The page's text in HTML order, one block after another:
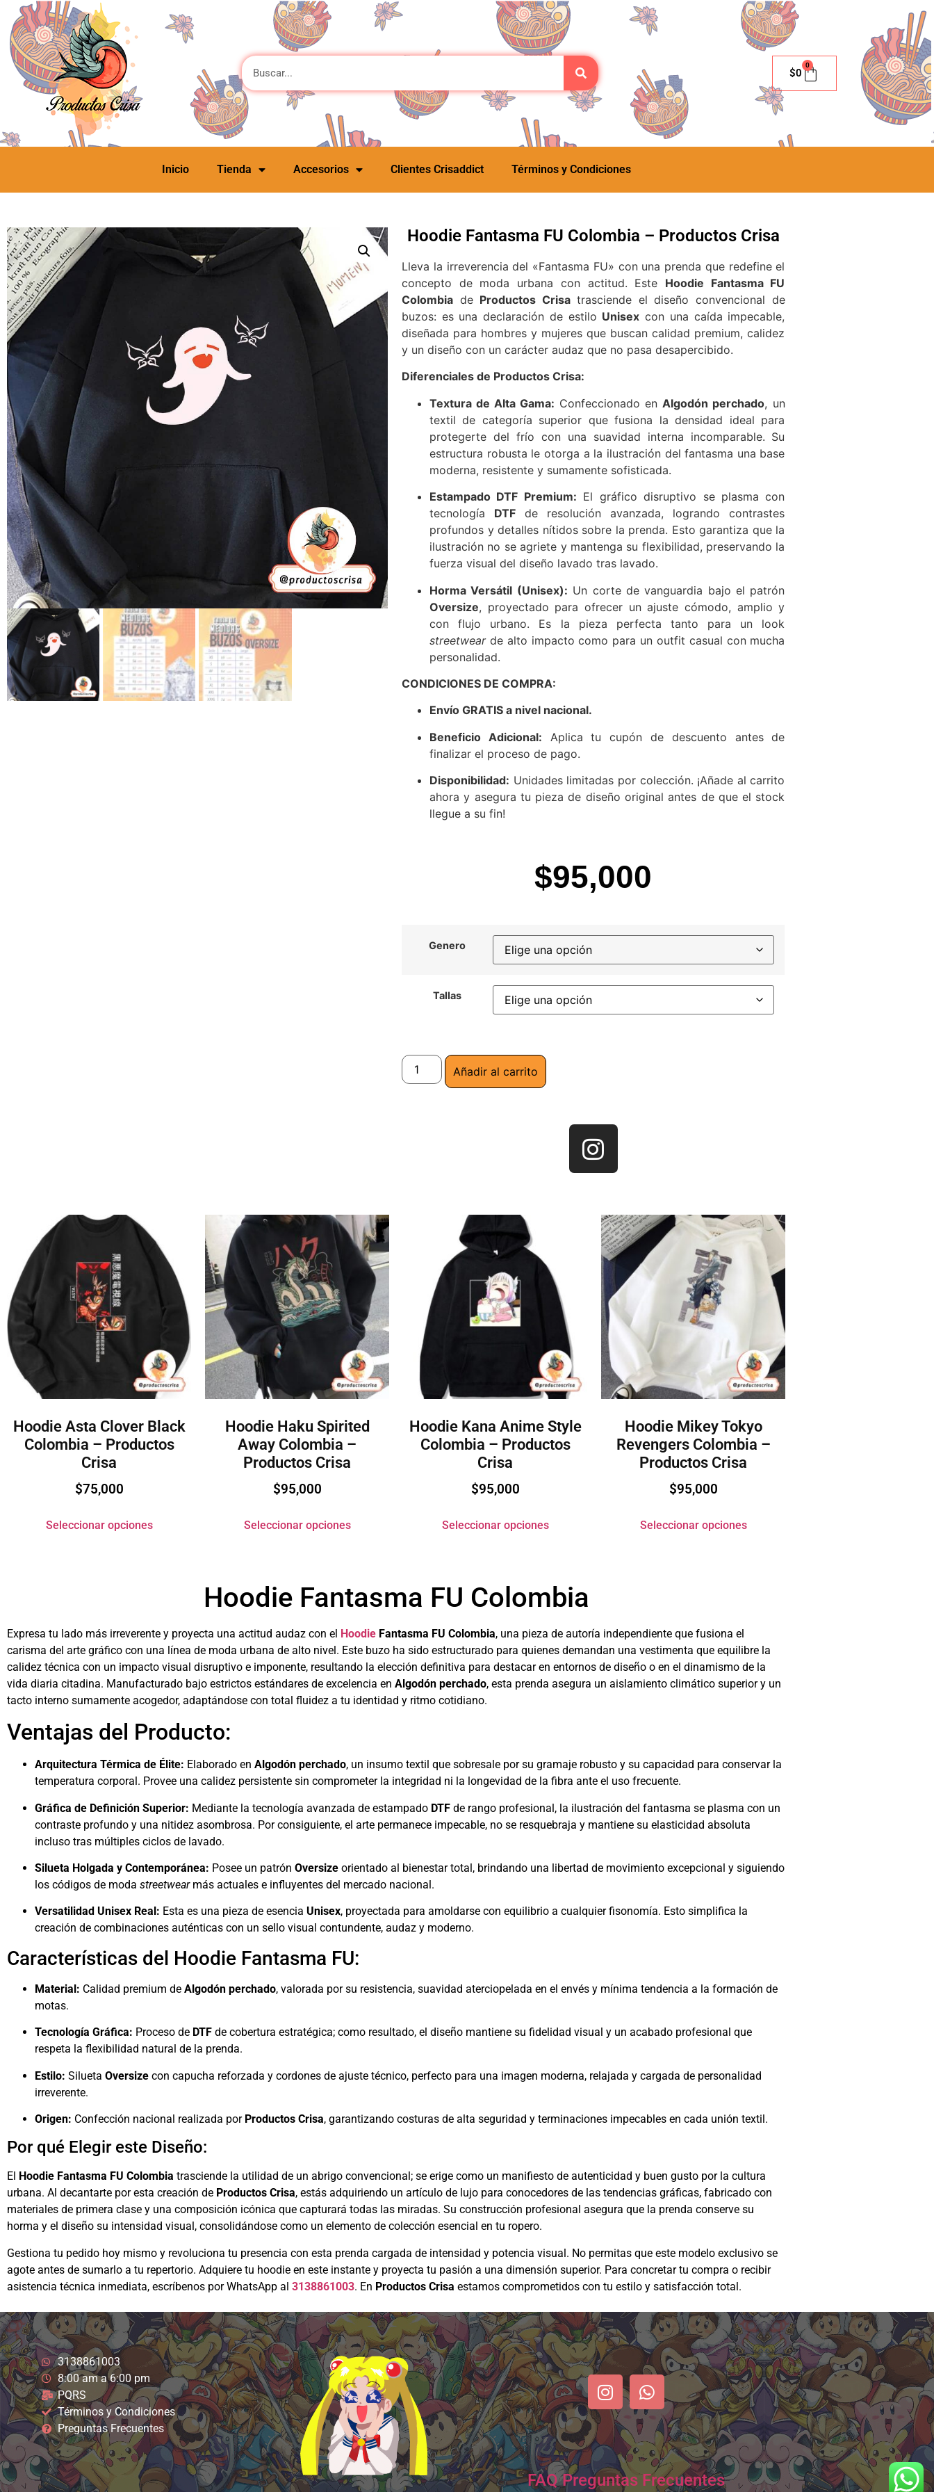
$0
0
Inicio Tienda Accesorios Clientes Crisaddict Términos y Condiciones
Hoodie Fantasma FU Colombia – Productos Crisa
Lleva la irreverencia del «Fantasma FU» con una prenda que redefine el
concepto de moda urbana con actitud. Este Hoodie Fantasma FU
Colombiade Productos Crisatrasciende el diseño convencional de
buzos: es una declaración de estilo Unisex con una caída impecable,
diseñada para hombres y mujeres que buscan calidad premium, calidez
y un diseño con un carácter audaz que no pasa desapercibido.
Diferenciales de Productos Crisa:
Textura de Alta Gama: Confeccionado enAlgodón perchado, un
textil de categoría superior que fusiona la densidad ideal para
protegerte del frío con una suavidad interna incomparable. Su
estructura robusta le otorga a la ilustración del fantasma una base
moderna, resistente y sumamente sofisticada.
Estampado DTF Premium: El gráfico disruptivo se plasma con
tecnología DTF de resolución avanzada, logrando contrastes
profundos y detalles nítidos sobre la prenda. Esto garantiza que la
ilustración no se agriete y mantenga su flexibilidad, preservando la
fuerza visual del diseño lavado tras lavado.
Horma Versátil (Unisex): Un corte de vanguardia bajo el patrón
Oversize, proyectado para ofrecer un ajuste cómodo, amplio y
con flujo urbano. Es la pieza perfecta tanto para un look
streetwearde alto impacto como para un outfit casual con mucha
personalidad.
CONDICIONES DE COMPRA:
Envío GRATIS a nivel nacional.
Beneficio Adicional: Aplica tu cupón de descuento antes de
finalizar el proceso de pago.
Disponibilidad: Unidades limitadas por colección. ¡Añade al carrito
ahora y asegura tu pieza de diseño original antes de que el stock
llegue a su fin!
$95,000
Genero
Tallas
Añadir al carrito
Hoodie Asta Clover Black
Colombia – Productos
Crisa
$75,000
Seleccionar opciones
Hoodie Haku Spirited
Away Colombia –
Productos Crisa
$95,000
Seleccionar opciones
Hoodie Kana Anime Style
Colombia – Productos
Crisa
$95,000
Seleccionar opciones
Hoodie Mikey Tokyo
Revengers Colombia –
Productos Crisa
$95,000
Seleccionar opciones
Hoodie Fantasma FU Colombia
Expresa tu lado más irreverente y proyecta una actitud audaz con el Hoodie Fantasma FU Colombia, una pieza de autoría independiente que fusiona el
carisma del arte gráfico con una línea de moda urbana de alto nivel. Este buzo ha sido estructurado para quienes demandan una vestimenta que equilibre la
calidez técnica con un impacto visual disruptivo e imponente, resultando la elección definitiva para destacar en entornos de diseño o en el dinamismo de la
vida diaria citadina. Manufacturado bajo estrictos estándares de excelencia en Algodón perchado, esta prenda asegura un aislamiento climático superior y un
tacto interno sumamente acogedor, adaptándose con total fluidez a tu identidad y ritmo cotidiano.
Ventajas del Producto:
Arquitectura Térmica de Élite: Elaborado en Algodón perchado, un insumo textil que sobresale por su gramaje robusto y su capacidad para conservar la
temperatura corporal. Provee una calidez persistente sin comprometer la integridad ni la longevidad de la fibra ante el uso frecuente.
Gráfica de Definición Superior: Mediante la tecnología avanzada de estampado DTF de rango profesional, la ilustración del fantasma se plasma con un
contraste profundo y una nitidez asombrosa. Por consiguiente, el arte permanece impecable, no se resquebraja y mantiene su elasticidad absoluta
incluso tras múltiples ciclos de lavado.
Silueta Holgada y Contemporánea: Posee un patrón Oversize orientado al bienestar total, brindando una libertad de movimiento excepcional y siguiendo
los códigos de moda streetwearmás actuales e influyentes del mercado nacional.
Versatilidad Unisex Real: Esta es una pieza de esencia Unisex, proyectada para amoldarse con equilibrio a cualquier fisonomía. Esto simplifica la
creación de combinaciones auténticas con un sello visual contundente, audaz y moderno.
Características del Hoodie Fantasma FU:
Material: Calidad premium de Algodón perchado, valorada por su resistencia, suavidad aterciopelada en el envés y mínima tendencia a la formación de
motas.
Tecnología Gráfica: Proceso de DTF de cobertura estratégica; como resultado, el diseño mantiene su fidelidad visual y un acabado profesional que
respeta la flexibilidad natural de la prenda.
Estilo: Silueta Oversize con capucha reforzada y cordones de ajuste técnico, perfecto para una imagen moderna, relajada y cargada de personalidad
irreverente.
Origen: Confección nacional realizada por Productos Crisa, garantizando costuras de alta seguridad y terminaciones impecables en cada unión textil.
Por qué Elegir este Diseño:
El Hoodie Fantasma FU Colombia trasciende la utilidad de un abrigo convencional; se erige como un manifiesto de autenticidad y buen gusto por la cultura
urbana. Al decantarte por esta creación de Productos Crisa, estás adquiriendo un artículo de lujo para conocedores de las tendencias gráficas, fabricado con
materiales de primera clase y una composición icónica que capturará todas las miradas. Su construcción profesional asegura que la prenda conserve su
horma y el diseño su intensidad visual, consolidándose como un elemento de colección esencial en tu ropero.
Gestiona tu pedido hoy mismo y revoluciona tu presencia con esta prenda cargada de intensidad y potencia visual. No permitas que este modelo exclusivo se
agote antes de sumarlo a tu repertorio. Adquiere tu hoodie en este instante y proyecta tu pasión a una dimensión superior. Para concretar tu compra o recibir
asistencia técnica inmediata, escríbenos por WhatsApp al 3138861003. En Productos Crisa estamos comprometidos con tu estilo y satisfacción total.
3138861003
8:00 am a 6:00 pm
PQRS
Términos y Condiciones
Preguntas Frecuentes
FAQ Preguntas Frecuentes